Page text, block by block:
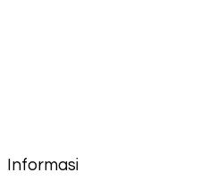
Informasi